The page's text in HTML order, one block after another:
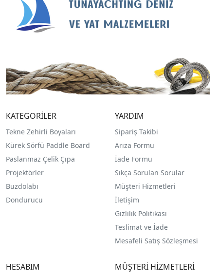
KATEGORİLER
Tekne Zehirli Boyaları
Kürek Sörfü Paddle Board
Paslanmaz Çelik Çıpa
Projektörler
Buzdolabı
Dondurucu
YARDIM
Sipariş Takibi
Arıza Formu
İade Formu
Sıkça Sorulan Sorular
Müşteri Hizmetleri
İletişim
Gizlilik Politikası
Teslimat ve İade
Mesafeli Satış Sözleşmesi
HESABIM MÜŞTERİ HİZMETLERİ